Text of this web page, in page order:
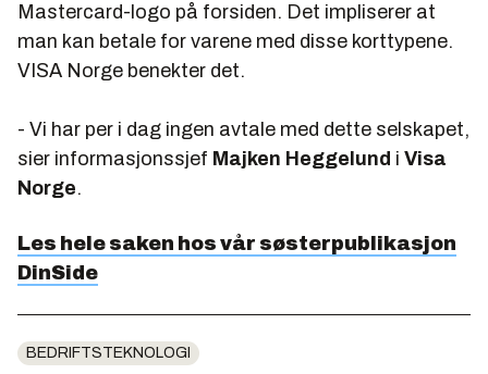
Mastercard-logo på forsiden. Det impliserer at
man kan betale for varene med disse korttypene.
VISA Norge benekter det.
- Vi har per i dag ingen avtale med dette selskapet,
sier informasjonssjef Majken Heggelund i Visa
Norge.
Les hele saken hos vår søsterpublikasjon
DinSide
BEDRIFTSTEKNOLOGI